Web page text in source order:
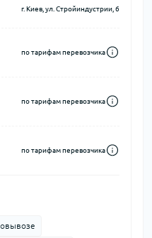
г. Киев, ул. Стройиндустрии, 6
по тарифам перевозчика
по тарифам перевозчика
по тарифам перевозчика